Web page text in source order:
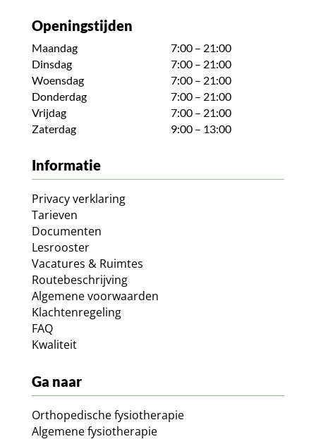
Openingstijden
Maandag
7:00 – 21:00
Dinsdag
7:00 – 21:00
Woensdag
7:00 – 21:00
Donderdag
7:00 – 21:00
Vrijdag
7:00 – 21:00
Zaterdag
9:00 – 13:00
Informatie
Privacy verklaring
Tarieven
Documenten
Lesrooster
Vacatures & Ruimtes
Routebeschrijving
Algemene voorwaarden
Klachtenregeling
FAQ
Kwaliteit
Ga naar
Orthopedische fysiotherapie
Algemene fysiotherapie